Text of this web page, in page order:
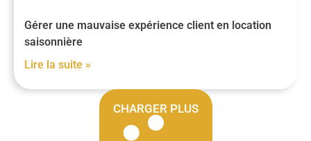
Gérer une mauvaise expérience client en location
saisonnière
Lire la suite »
CHARGER PLUS